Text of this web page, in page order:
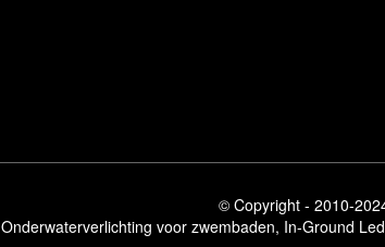
© Copyright - 2010-
Onderwaterverlichting voor zwembaden, In-Ground